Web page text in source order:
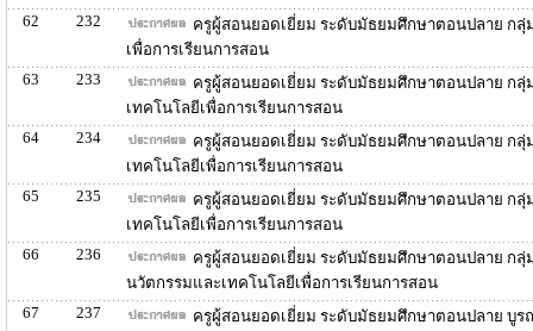
62
232
ครูผู้สอนยอดเยี่ยม ระดับมัธยมศึกษาตอนปลาย กลุ่
เพื่อการเรียนการสอน
63
233
ครูผู้สอนยอดเยี่ยม ระดับมัธยมศึกษาตอนปลาย กลุ่
เทคโนโลยีเพื่อการเรียนการสอน
64
234
ครูผู้สอนยอดเยี่ยม ระดับมัธยมศึกษาตอนปลาย ก
เทคโนโลยีเพื่อการเรียนการสอน
65
235
ครูผู้สอนยอดเยี่ยม ระดับมัธยมศึกษาตอนปลาย กลุ่
เทคโนโลยีเพื่อการเรียนการสอน
66
236
ครูผู้สอนยอดเยี่ยม ระดับมัธยมศึกษาตอนปลาย กลุ่
นวัตกรรมและเทคโนโลยีเพื่อการเรียนการสอน
67
237 ครูผู้สอนยอดเยี่ยม ระดับมัธยมศึกษาตอนปลาย บูร